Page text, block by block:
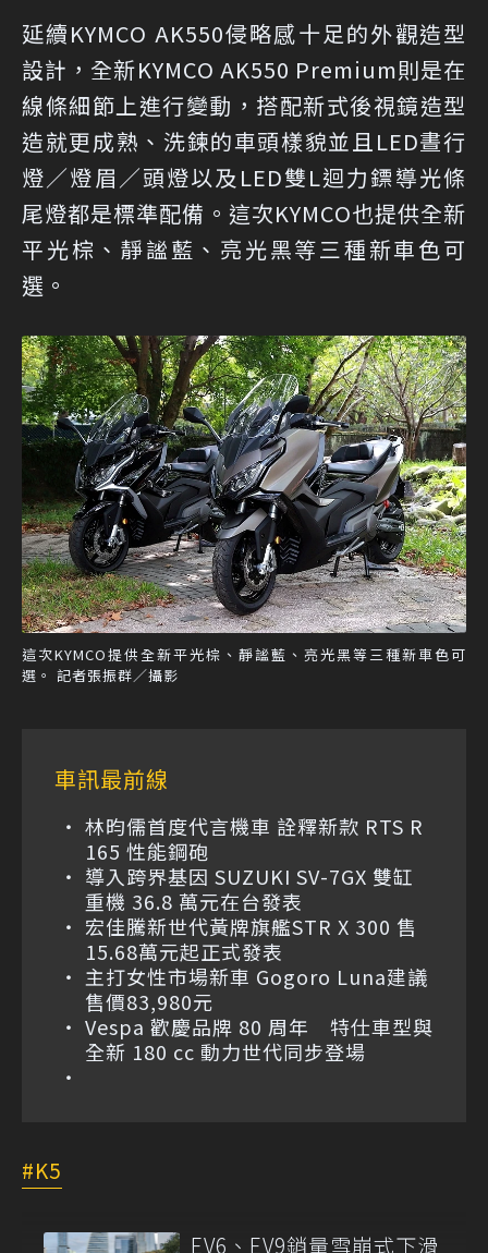
延續KYMCO AK550侵略感十足的外觀造型
設計，全新KYMCO AK550 Premium則是在
線條細節上進行變動，搭配新式後視鏡造型
造就更成熟、洗鍊的車頭樣貌並且LED晝行
燈／燈眉／頭燈以及LED雙L迴力鏢導光條
尾燈都是標準配備。這次KYMCO也提供全新
平光棕、靜謐藍、亮光黑等三種新車色可
選。
這次KYMCO提供全新平光棕、靜謐藍、亮光黑等三種新車色可
選。 記者張振群／攝影
車訊最前線
林昀儒首度代言機車 詮釋新款 RTS R
165 性能鋼砲
導入跨界基因 SUZUKI SV-7GX 雙缸
重機 36.8 萬元在台發表
宏佳騰新世代黃牌旗艦STR X 300 售
15.68萬元起正式發表
主打女性市場新車 Gogoro Luna建議
售價83,980元
Vespa 歡慶品牌 80 周年 特仕車型與
全新 180 cc 動力世代同步登場
K5
EV6、EV9銷量雪崩式下滑